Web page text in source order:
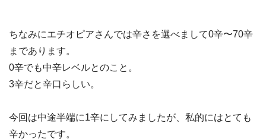
ちなみにエチオピアさんでは辛さを選べまして0辛〜70辛
まであります。
0辛でも中辛レベルとのこと。
3辛だと辛口らしい。
今回は中途半端に1辛にしてみましたが、私的にはとても
辛かったです。